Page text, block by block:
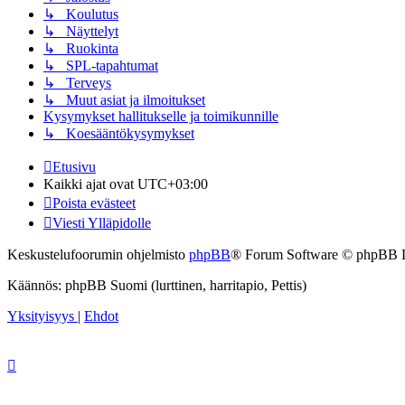
↳ Koulutus
↳ Näyttelyt
↳ Ruokinta
↳ SPL-tapahtumat
↳ Terveys
↳ Muut asiat ja ilmoitukset
Kysymykset hallitukselle ja toimikunnille
↳ Koesääntökysymykset
Etusivu
Kaikki ajat ovat UTC+03:00
Poista evästeet
Viesti Ylläpidolle
Keskustelufoorumin ohjelmisto phpBB® Forum Software © phpBB
Käännös: phpBB Suomi (lurttinen, harritapio, Pettis)
Yksityisyys | Ehdot